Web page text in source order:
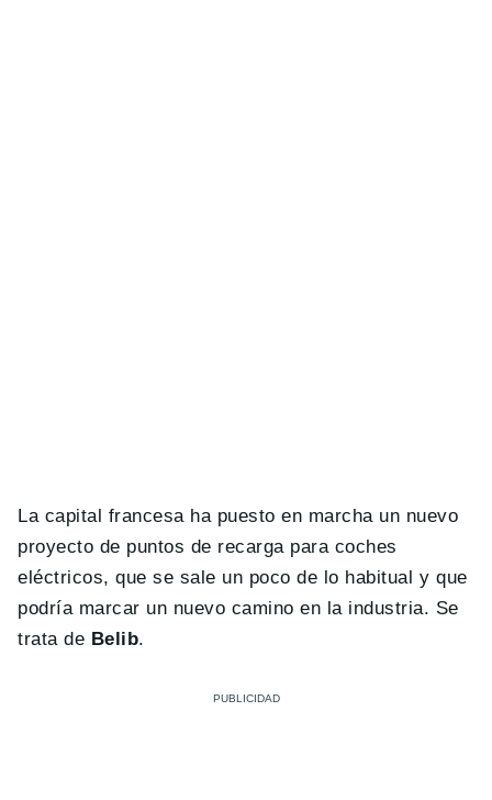
La capital francesa ha puesto en marcha un nuevo
proyecto de puntos de recarga para coches
eléctricos, que se sale un poco de lo habitual y que
podría marcar un nuevo camino en la industria. Se
trata de Belib.